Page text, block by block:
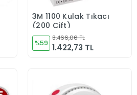
Sepete Ekle
3M 1100 Kulak Tıkacı
(200 Çift)
%59
3.466,06 TL
1.422,73 TL